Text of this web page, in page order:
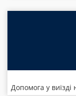
Допомога у